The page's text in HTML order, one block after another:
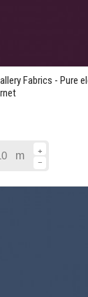
Fabrics - Pure
m